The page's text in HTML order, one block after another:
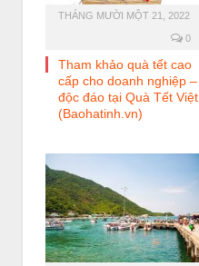
THÁNG MƯỜI MỘT 21, 2022
0
Tham khảo quà tết cao
cấp cho doanh nghiệp –
độc đáo tại Quà Tết Việt
(Baohatinh.vn)